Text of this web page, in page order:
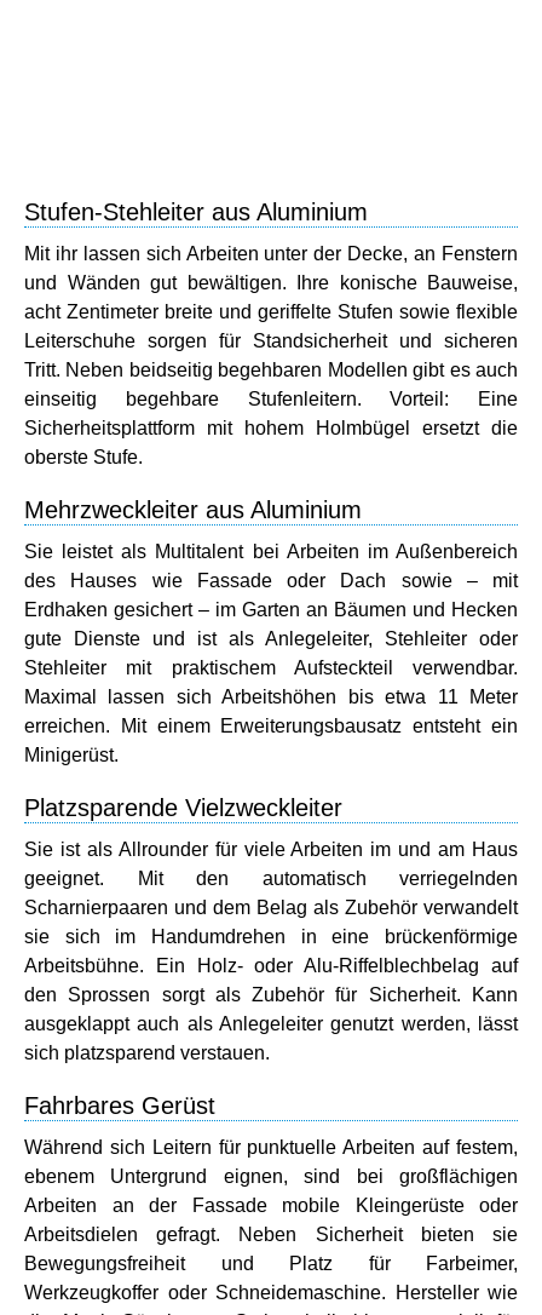
Stufen-Stehleiter aus Aluminium
Mit ihr lassen sich Arbeiten unter der Decke, an Fenstern
und Wänden gut bewältigen. Ihre konische Bauweise,
acht Zentimeter breite und geriffelte Stufen sowie flexible
Leiterschuhe sorgen für Standsicherheit und sicheren
Tritt. Neben beidseitig begehbaren Modellen gibt es auch
einseitig begehbare Stufenleitern. Vorteil: Eine
Sicherheitsplattform mit hohem Holmbügel ersetzt die
oberste Stufe.
Mehrzweckleiter aus Aluminium
Sie leistet als Multitalent bei Arbeiten im Außenbereich
des Hauses wie Fassade oder Dach sowie – mit
Erdhaken gesichert – im Garten an Bäumen und Hecken
gute Dienste und ist als Anlegeleiter, Stehleiter oder
Stehleiter mit praktischem Aufsteckteil verwendbar.
Maximal lassen sich Arbeitshöhen bis etwa 11 Meter
erreichen. Mit einem Erweiterungsbausatz entsteht ein
Minigerüst.
Platzsparende Vielzweckleiter
Sie ist als Allrounder für viele Arbeiten im und am Haus
geeignet. Mit den automatisch verriegelnden
Scharnierpaaren und dem Belag als Zubehör verwandelt
sie sich im Handumdrehen in eine brückenförmige
Arbeitsbühne. Ein Holz- oder Alu-Riffelblechbelag auf
den Sprossen sorgt als Zubehör für Sicherheit. Kann
ausgeklappt auch als Anlegeleiter genutzt werden, lässt
sich platzsparend verstauen.
Fahrbares Gerüst
Während sich Leitern für punktuelle Arbeiten auf festem,
ebenem Untergrund eignen, sind bei großflächigen
Arbeiten an der Fassade mobile Kleingerüste oder
Arbeitsdielen gefragt. Neben Sicherheit bieten sie
Bewegungsfreiheit und Platz für Farbeimer,
Werkzeugkoffer oder Schneidemaschine. Hersteller wie